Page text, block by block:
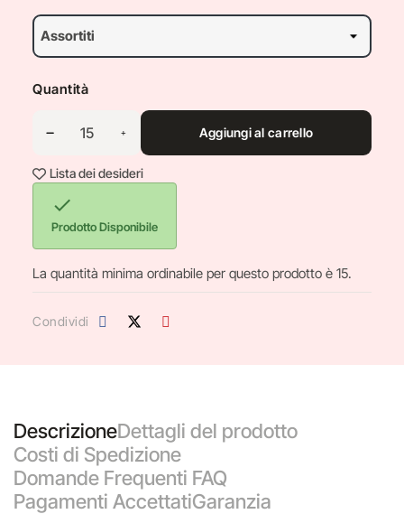
Quantità
Aggiungi al carrello
Lista dei desideri

Prodotto Disponibile
La quantità minima ordinabile per questo prodotto è 15.
Condividi
DescrizioneDettagli del prodotto
Costi di Spedizione
Domande Frequenti FAQ
Pagamenti AccettatiGaranzia